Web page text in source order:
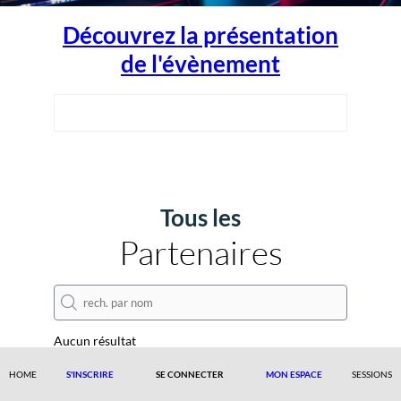
Découvrez la présentation
de l'évènement
Tous les
Partenaires
Aucun résultat
HOME S'INSCRIRE SE CONNECTER MON ESPACE SESSIONS